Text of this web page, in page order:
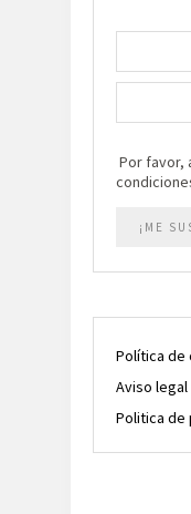
Por favor,
Política de
Aviso legal
Politica de